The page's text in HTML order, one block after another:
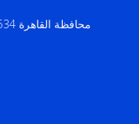
14 New، حدائق القبة، Buildings، محافظة القاهرة‬ 4382534